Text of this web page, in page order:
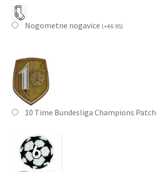
Nogometne nogavice (+€6.95)
10 Time Bundesliga Champions Patch